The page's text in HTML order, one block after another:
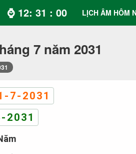
⌚ 12: 31 : 00 LỊCH ÂM HÔM
7 năm 2031
7-2031
2031